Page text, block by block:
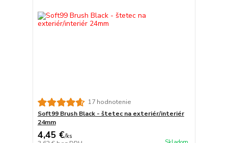
17 hodnotenie
Soft99 Brush Black - štetec na exteriér/interiér
24mm
4,45 €/ks